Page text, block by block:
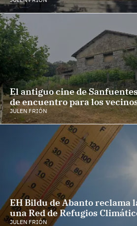
El antiguo cine de
de encuentro para los
JULEN FRIÓN
EH Bildu de Abanto reclama
una Red de Refugios
JULEN FRIÓN